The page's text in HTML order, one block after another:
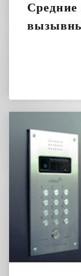
Средние